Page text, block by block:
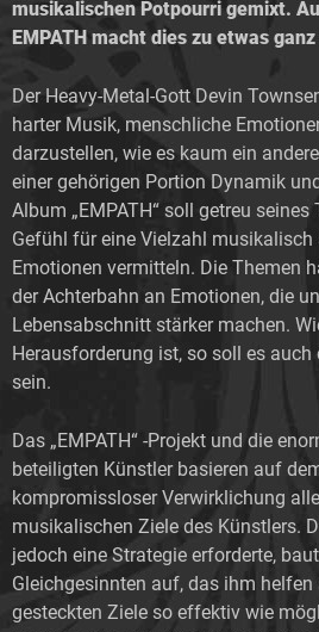
musikalischen Potpourri gemixt.
EMPATH macht dies zu etwas
Der Heavy-Metal-Gott Devin
harter Musik, menschliche
darzustellen, wie es kaum ein
einer gehörigen Portion Dynamik
Album „EMPATH“ soll getreu
Gefühl für eine Vielzahl musikalisch
Emotionen vermitteln. Die Themen
der Achterbahn an Emotionen, die
Lebensabschnitt stärker machen.
Herausforderung ist, so soll es
sein.
Das „EMPATH“ -Projekt und die
beteiligten Künstler basieren auf
kompromissloser Verwirklichung
musikalischen Ziele des Künstlers.
jedoch eine Strategie erforderte,
Gleichgesinnten auf, das ihm helfen
gesteckten Ziele so effektiv wie